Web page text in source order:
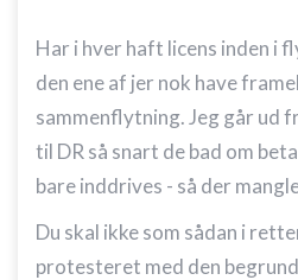
Har i hver haft licens inden i
den ene af jer nok have
sammenflytning. Jeg går ud
til DR så snart de bad om
bare inddrives - så der
Du skal ikke som sådan i
protesteret med den